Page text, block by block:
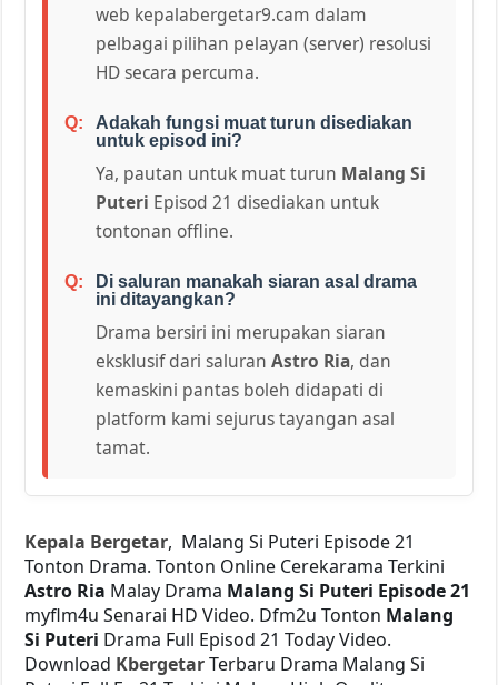
web kepalabergetar9.cam dalam
pelbagai pilihan pelayan (server) resolusi
HD secara percuma.
Adakah fungsi muat turun disediakan
untuk episod ini?
Ya, pautan untuk muat turun Malang Si
Puteri Episod 21 disediakan untuk
tontonan offline.
Di saluran manakah siaran asal drama
ini ditayangkan?
Drama bersiri ini merupakan siaran
eksklusif dari saluranAstro Ria, dan
kemaskini pantas boleh didapati di
platform kami sejurus tayangan asal
tamat.
Kepala Bergetar, Malang Si Puteri Episode 21
Tonton Drama. Tonton Online Cerekarama Terkini
Astro Ria Malay Drama Malang Si Puteri Episode 21
myflm4u Senarai HD Video. Dfm2u Tonton Malang
Si Puteri Drama Full Episod 21 Today Video.
Download KbergetarTerbaru Drama Malang Si